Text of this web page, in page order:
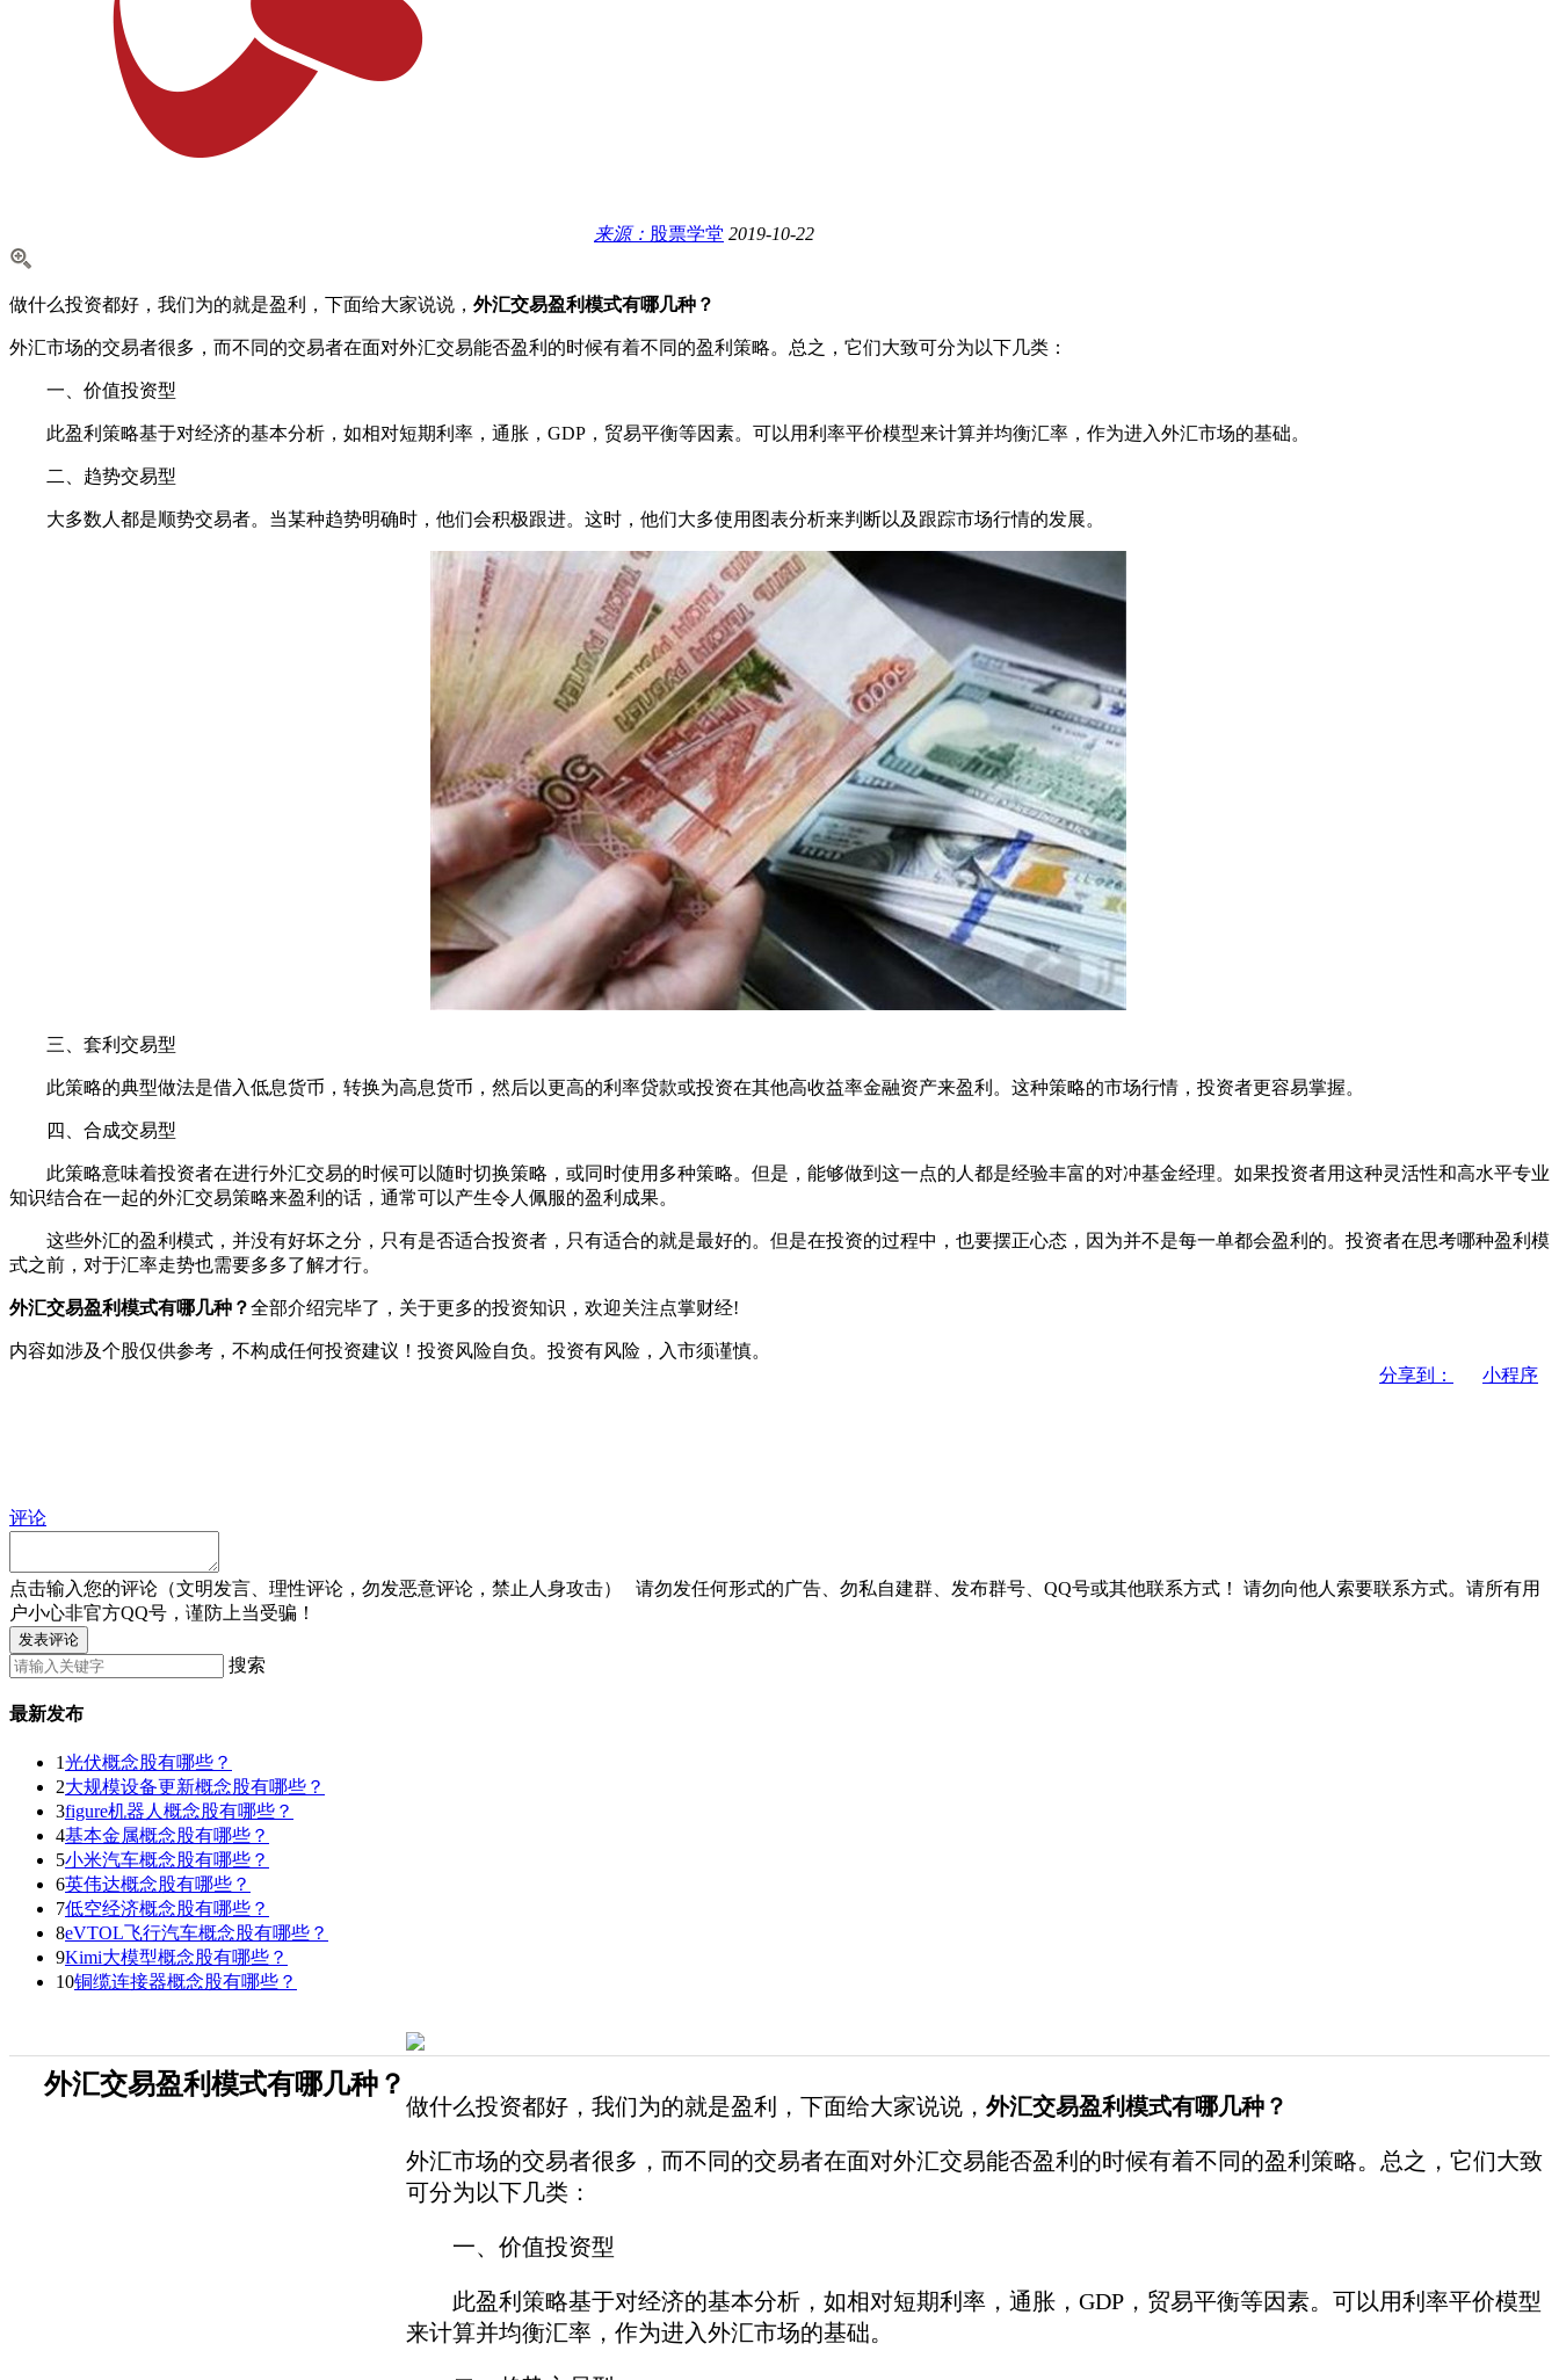
来源： 股票学堂 2019-10-22
做什么投资都好，我们为的就是盈利，下面给大家说说， 外汇交易盈利模式有哪几种？
外汇市场的交易者很多，而不同的交易者在面对外汇交易能否盈利的时候有着不同的盈利策略。总之，它们大致可分为以下几类：
一、价值投资型
此盈利策略基于对经济的基本分析，如相对短期利率，通胀，GDP，贸易平衡等因素。可以用利率平价模型来计算并均衡汇率，作为进入外汇市场的基础。
二、趋势交易型
大多数人都是顺势交易者。当某种趋势明确时，他们会积极跟进。这时，他们大多使用图表分析来判断以及跟踪市场行情的发展。
三、套利交易型
此策略的典型做法是借入低息货币，转换为高息货币，然后以更高的利率贷款或投资在其他高收益率金融资产来盈利。这种策略的市场行情，投资者更容易掌握。
四、合成交易型
此策略意味着投资者在进行外汇交易的时候可以随时切换策略，或同时使用多种策略。但是，能够做到这一点的人都是经验丰富的对冲基金经理。如果投资者用这种灵活性和高水平专业
知识结合在一起的外汇交易策略来盈利的话，通常可以产生令人佩服的盈利成果。
这些外汇的盈利模式，并没有好坏之分，只有是否适合投资者，只有适合的就是最好的。但是在投资的过程中，也要摆正心态，因为并不是每一单都会盈利的。投资者在思考哪种盈利模
式之前，对于汇率走势也需要多多了解才行。
外汇交易盈利模式有哪几种？全部介绍完毕了，关于更多的投资知识，欢迎关注点掌财经!
内容如涉及个股仅供参考，不构成任何投资建议！投资风险自负。投资有风险，入市须谨慎。
分享到：
小程序
评论
点击输入您的评论（文明发言、理性评论，勿发恶意评论，禁止人身攻击） 请勿发任何形式的广告、勿私自建群、发布群号、QQ号或其他联系方式！
请勿向他人索要联系方式。请所有用
户小心非官方QQ号，谨防上当受骗！
发表评论
搜索
最新发布
1光伏概念股有哪些？
2大规模设备更新概念股有哪些？
3figure机器人概念股有哪些？
4基本金属概念股有哪些？
5小米汽车概念股有哪些？
6英伟达概念股有哪些？
7低空经济概念股有哪些？
8eVTOL飞行汽车概念股有哪些？
9Kimi大模型概念股有哪些？
10铜缆连接器概念股有哪些？
外汇交易盈利模式有哪几种？
做什么投资都好，我们为的就是盈利，下面给大家说说， 外汇交易盈利模式有哪几种？
外汇市场的交易者很多，而不同的交易者在面对外汇交易能否盈利的时候有着不同的盈利策略。总之，它们大致
可分为以下几类：
一、价值投资型
此盈利策略基于对经济的基本分析，如相对短期利率，通胀，GDP，贸易平衡等因素。可以用利率平价模型
来计算并均衡汇率，作为进入外汇市场的基础。